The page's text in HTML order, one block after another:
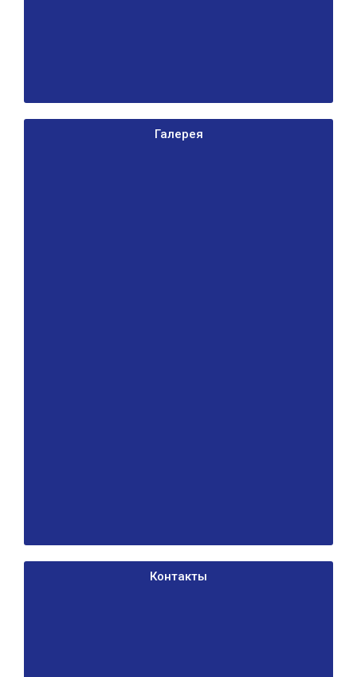
Галерея
Контакты